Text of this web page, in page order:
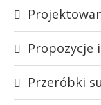
Propozycje
Przeróbki